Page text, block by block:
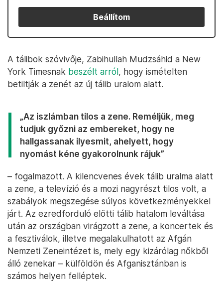
Beállítom
A tálibok szóvivője, Zabihullah Mudzsáhid a New
York Timesnak beszélt arról, hogy ismételten
betiltják a zenét az új tálib uralom alatt.
„Az iszlámban tilos a zene. Reméljük, meg
tudjuk győzni az embereket, hogy ne
hallgassanak ilyesmit, ahelyett, hogy
nyomást kéne gyakorolnunk rájuk”
– fogalmazott. A kilencvenes évek tálib uralma alatt
a zene, a televízió és a mozi nagyrészt tilos volt, a
szabályok megszegése súlyos következményekkel
járt. Az ezredforduló előtti tálib hatalom leváltása
után az országban virágzott a zene, a koncertek és
a fesztiválok, illetve megalakulhatott az Afgán
Nemzeti Zeneintézet is, mely egy kizárólag nőkből
álló zenekar – külföldön és Afganisztánban is
számos helyen felléptek.